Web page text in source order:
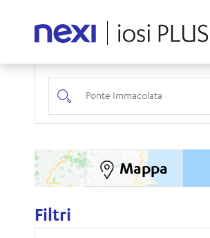
Mappa
Filtri